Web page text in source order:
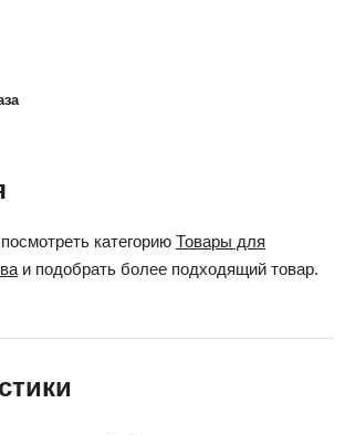
категорию Товары для
и подобрать более подходящий товар.